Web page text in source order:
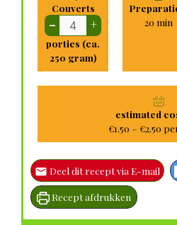
Couverts
– +
porties (ca.
250 gram)
20 min
estimated
€1.50 – €2.50
Deel dit recept via E-mail
Recept afdrukken